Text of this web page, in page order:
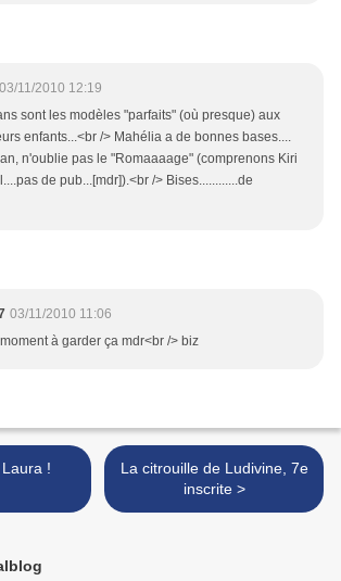
03/11/2010 12:19
sont les modèles "parfaits" (où presque) aux
enfants...<br /> Mahélia a de bonnes bases....
n'oublie pas le "Romaaaage" (comprenons Kiri
de pub...[mdr]).<br /> Bises............de
03/11/2010 11:06
à garder ça mdr<br /> biz
Laura !
La citrouille de Ludivine, 7e
inscrite >